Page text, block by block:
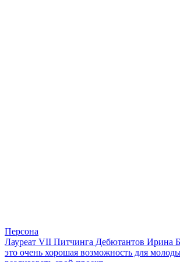
Персона
Лауреат VII Питчинга Дебютантов Ирина
это очень хорошая возможность для